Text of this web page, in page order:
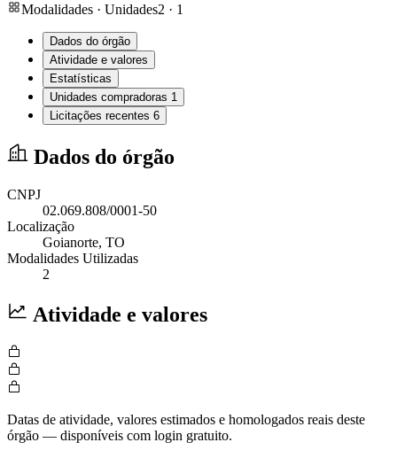
Modalidades · Unidades2 · 1
Dados do órgão
Atividade e valores
Estatísticas
Unidades compradoras 1
Licitações recentes 6
Dados do órgão
CNPJ
02.069.808/0001-50
Localização
Goianorte, TO
Modalidades Utilizadas
2
Atividade e valores
Datas de atividade, valores estimados e homologados reais deste
órgão — disponíveis com login gratuito.